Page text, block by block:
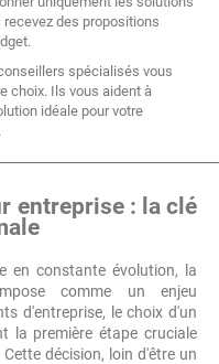
des propositions
spécialisés vous
choix. Ils vous aident à
idéale pour votre
entreprise : la clé
en constante évolution, la
comme un enjeu
d'entreprise, le choix d'un
la première étape cruciale
décision, loin d'être un